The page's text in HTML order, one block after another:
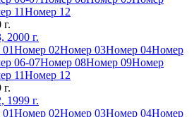
11Номер 12
2000 г.
Номер 02Номер 03Номер 04Номер
06-07Номер 08Номер 09Номер
11Номер 12
1999 г.
Номер 02Номер 03Номер 04Номер